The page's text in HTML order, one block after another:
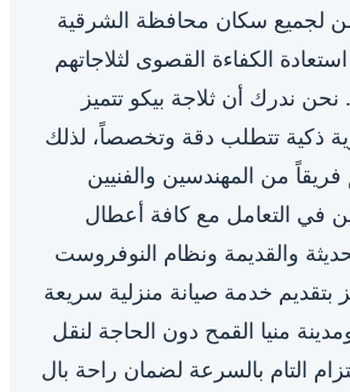
لجميع سكان محافظة الشرقية
الكفاءة القصوى لثلاجاتهم
نحن ندرك أن ثلاجة بيكو تتميز
ذكية تتطلب دقة وتخصصاً، لذلك
من المهندسين والفنيين
في التعامل مع كافة أعطال
والقديمة ونظام النوفروست
بتقديم خدمة صيانة منزلية سريعة
منيا القمح دون الحاجة لنقل
التام بالسرعة لضمان راحة بال